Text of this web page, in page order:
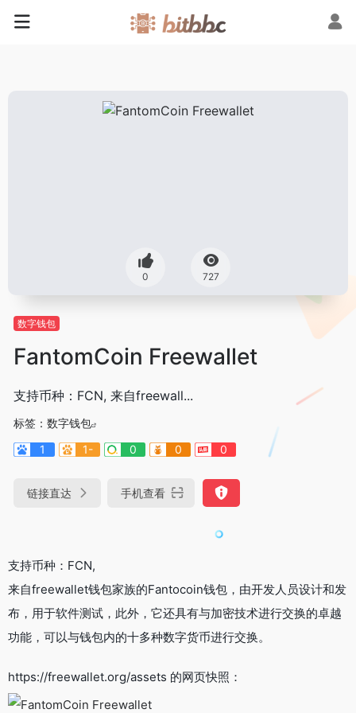
0 727
数字钱包
FantomCoin Freewallet
支持币种：FCN, 来自freewall...
标签： 数字钱包
1
1- 0 0 0
链接直达 手机查看
支持币种：FCN,
来自freewallet钱包家族的Fantocoin钱包，由开发人员设计和发
布，用于软件测试，此外，它还具有与加密技术进行交换的卓越
功能，可以与钱包内的十多种数字货币进行交换。
https://freewallet.org/assets 的网页快照：